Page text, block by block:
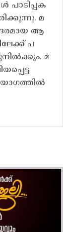
മ
ആ
പ
മ